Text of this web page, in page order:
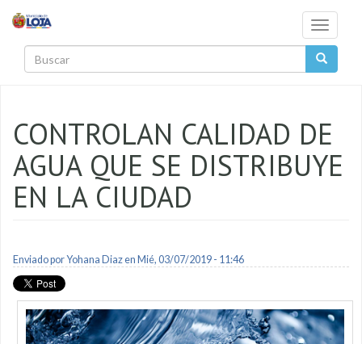
Toggle
CONTROLAN CALIDAD DE
AGUA QUE SE DISTRIBUYE
EN LA CIUDAD
Enviado porYohana Diazen Mié, 03/07/2019 - 11:46